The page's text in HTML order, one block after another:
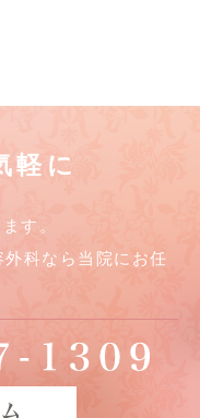
軽に
す。
科なら当院にお任